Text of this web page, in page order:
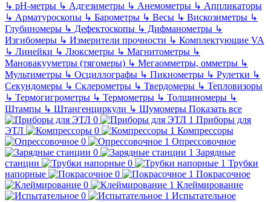
↳ pH-метры ↳ Адгезиметры ↳ Анемометры ↳ Аппликаторы
↳ Арматуроскопы ↳ Барометры ↳ Весы ↳ Вискозиметры ↳
Глубиномеры ↳ Дефектоскопы ↳ Дифманометры ↳
Изгибомеры ↳ Измерители прочности ↳ Комплектующие VA
↳ Линейки ↳ Люксметры ↳ Магнитометры ↳
Мановакууметры (тягомеры) ↳ Мегаомметры, омметры ↳
Мультиметры ↳ Осциллографы ↳ Пикнометры ↳ Рулетки ↳
Секундомеры ↳ Склерометры ↳ Твердомеры ↳ Тепловизоры
↳ Термогигрометры ↳ Термометры ↳ Толщиномеры ↳
Штампы ↳ Штангенциркули ↳ Шумомеры Показать все
Приборы для
ЭТЛ
Компрессоры
Опрессовочное
Зарядные
станции
Трубки
напорные
Покрасочное
Клеймирование
Испытательное